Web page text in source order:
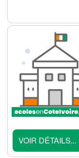
VOIR DÉTAILS...